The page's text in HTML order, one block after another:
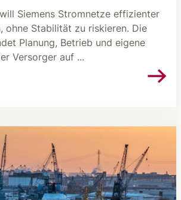
Siemens Stromnetze effizienter
ohne Stabilität zu riskieren. Die
Planung, Betrieb und eigene
Versorger auf ...